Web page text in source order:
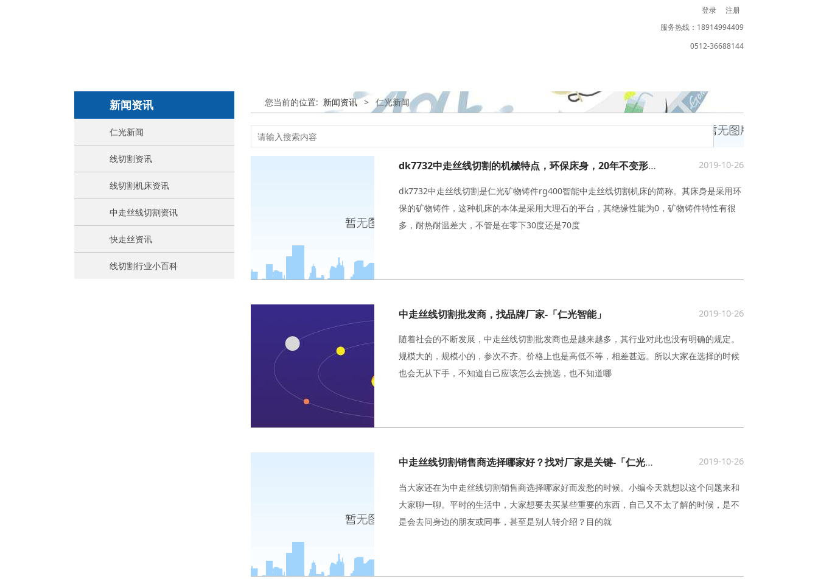
登录
注册
服务热线：18914994409
0512-36688144
新闻资讯
仁光新闻
线切割资讯
线切割机床资讯
中走丝线切割资讯
快走丝资讯
线切割行业小百科
您当前的位置: 新闻资讯 > 仁光新闻
dk7732中走丝线切割的机械特点，环保床身，20年不变形-「仁光智能」 2019-10-26
dk7732中走丝线切割是仁光矿物铸件rg400智能中走丝线切割机床的简称。其床身是采用环
保的矿物铸件，这种机床的本体是采用大理石的平台，其绝缘性能为0，矿物铸件特性有很
多，耐热耐温差大，不管是在零下30度还是70度
中走丝线切割批发商，找品牌厂家-「仁光智能」 2019-10-26
随着社会的不断发展，中走丝线切割批发商也是越来越多，其行业对此也没有明确的规定。
规模大的，规模小的，参次不齐。价格上也是高低不等，相差甚远。所以大家在选择的时候
也会无从下手，不知道自己应该怎么去挑选，也不知道哪
中走丝线切割销售商选择哪家好？找对厂家是关键-「仁光智能」 2019-10-26
当大家还在为中走丝线切割销售商选择哪家好而发愁的时候。小编今天就想以这个问题来和
大家聊一聊。平时的生活中，大家想要去买某些重要的东西，自己又不太了解的时候，是不
是会去问身边的朋友或同事，甚至是别人转介绍？目的就